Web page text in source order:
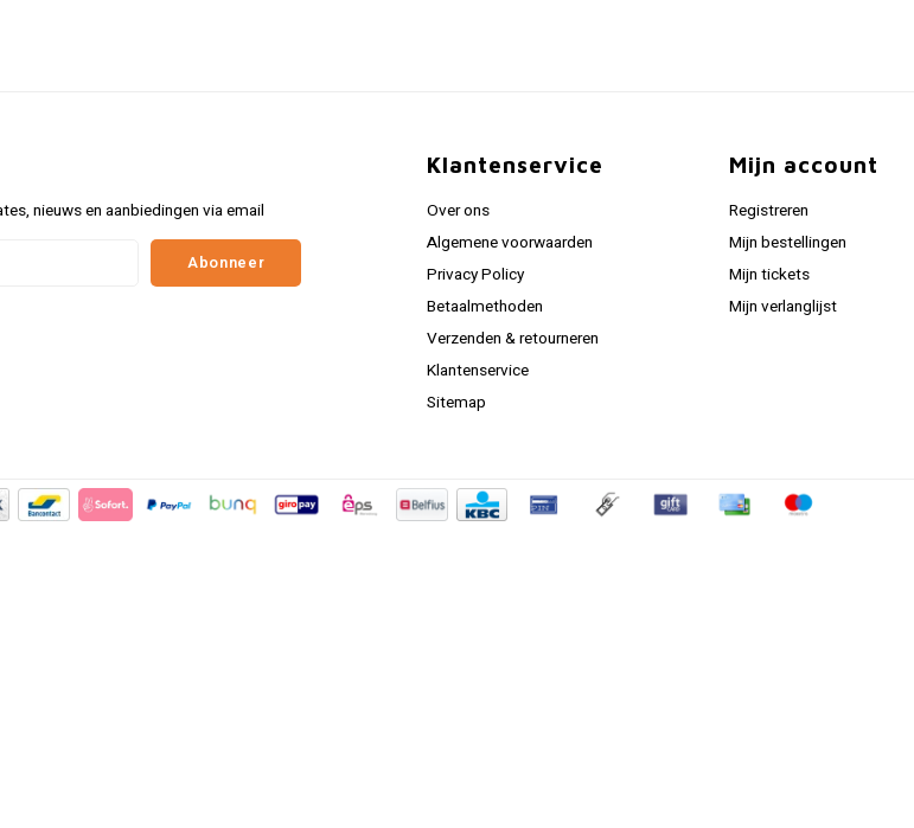
nieuws en aanbiedingen via email
Abonneer
Klantenservice
Over ons
Algemene voorwaarden
Privacy Policy
Betaalmethoden
Verzenden & retourneren
Klantenservice
Sitemap
Mijn account
Registreren
Mijn bestellingen
Mijn tickets
Mijn verlanglijst